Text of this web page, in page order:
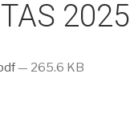
— 265.6 KB